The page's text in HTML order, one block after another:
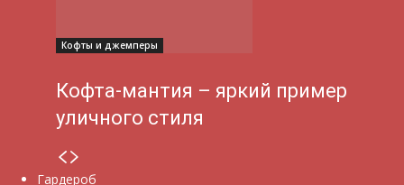
Кофты и джемперы
Кофта-мантия – яркий пример
уличного стиля
Гардероб